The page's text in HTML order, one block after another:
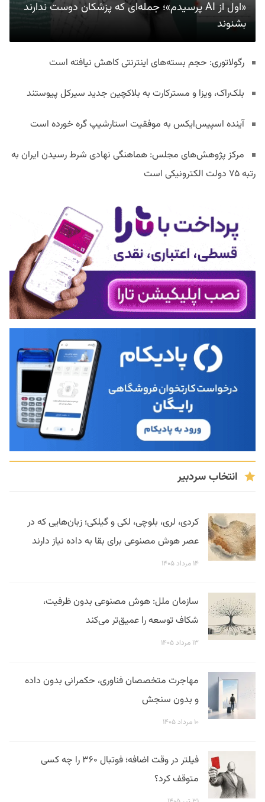
«اول از AI پرسیدم»؛ جمله‌ای که پزشکان دوست ندارند
بشنوند
رگولاتوری: حجم بسته‌های اینترنتی کاهش نیافته است
بلک‌راک، ویزا و مسترکارت به بلاکچین جدید سیرکل پیوستند
آینده اسپیس‌ایکس به موفقیت استارشیپ گره خورده است
مرکز پژوهش‌های مجلس: هماهنگی نهادی شرط رسیدن ایران به
رتبه ۷۵ دولت الکترونیکی است
انتخاب سردبیر
کردی، لری، بلوچی، لکی و گیلکی؛ زبان‌هایی که در
عصر هوش مصنوعی برای بقا به داده نیاز دارند
۱۴ مرداد ۱۴۰۵
سازمان ملل: هوش مصنوعی بدون ظرفیت،
شکاف توسعه را عمیق‌تر می‌کند
۱۳ مرداد ۱۴۰۵
مهاجرت متخصصان فناوری، حکمرانی بدون داده
و بدون سنجش
۱۰ مرداد ۱۴۰۵
فیلتر در وقت اضافه؛ فوتبال ۳۶۰ را چه کسی
متوقف کرد؟